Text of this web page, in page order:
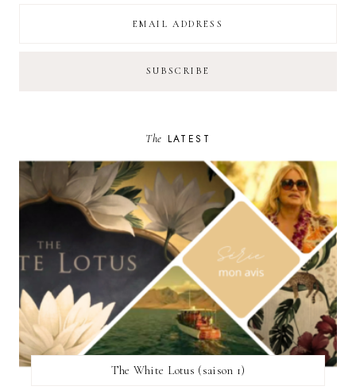
The LATEST
The White Lotus (saison 1)